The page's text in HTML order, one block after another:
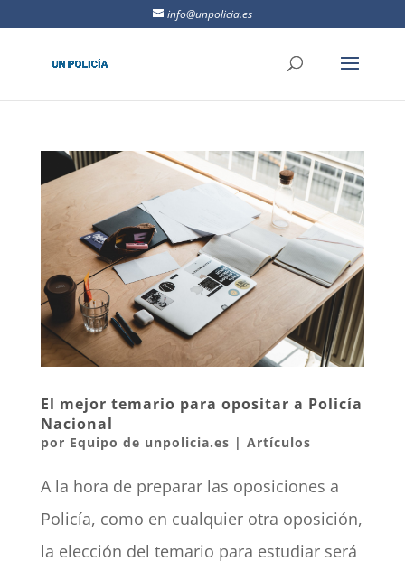
info@unpolicia.es
El mejor temario para opositar a Policía
Nacional
por Equipo de unpolicia.es | Artículos
A la hora de preparar las oposiciones a
Policía, como en cualquier otra oposición,
la elección del temario para estudiar será